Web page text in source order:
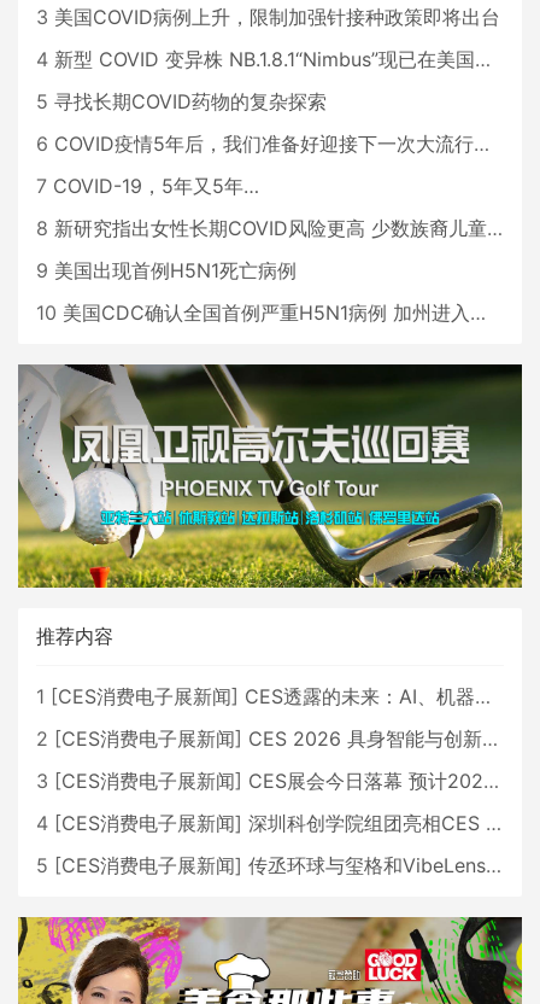
3 美国COVID病例上升，限制加强针接种政策即将出台
4 新型 COVID 变异株 NB.1.8.1“Nimbus”现已在美国占据主导地位
5 寻找长期COVID药物的复杂探索
6 COVID疫情5年后，我们准备好迎接下一次大流行了吗？
7 COVID-19，5年又5年…
8 新研究指出女性长期COVID风险更高 少数族裔儿童存在差异
9 美国出现首例H5N1死亡病例
10 美国CDC确认全国首例严重H5N1病例 加州进入紧急状态
推荐内容
1 [CES消费电子展新闻] CES透露的未来：AI、机器人与智能生活大爆发
2 [CES消费电子展新闻] CES 2026 具身智能与创新领域 中国公司大放异彩
3 [CES消费电子展新闻] CES展会今日落幕 预计2026行业收入将超五千亿美元
4 [CES消费电子展新闻] 深圳科创学院组团亮相CES 广受好评
5 [CES消费电子展新闻] 传丞环球与玺格和VibeLens共同推出全新耳机